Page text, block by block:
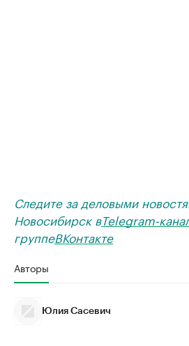
Следите за деловыми
Новосибирск вTelegram-
группеВКонтакте
Авторы
Юлия Сасевич